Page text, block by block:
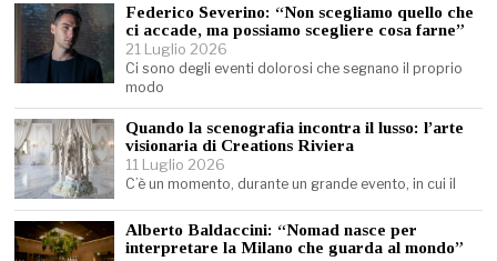
Federico Severino: “Non scegliamo quello che
ci accade, ma possiamo scegliere cosa farne”
21 Luglio 2026
Ci sono degli eventi dolorosi che segnano il proprio
modo
Quando la scenografia incontra il lusso: l’arte
visionaria di Creations Riviera
11 Luglio 2026
C’è un momento, durante un grande evento, in cui il
Alberto Baldaccini: “Nomad nasce per
interpretare la Milano che guarda al mondo”